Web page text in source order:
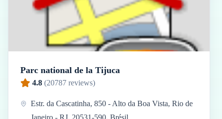
Parc national de la Tijuca
4.8 (20787 reviews)
Estr. da Cascatinha, 850 - Alto da Boa Vista, Rio de
Janeiro - RJ, 20531-590, Brésil